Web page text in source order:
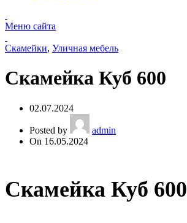
Меню сайта
Скамейки, Уличная мебель
Скамейка Куб 600
02.07.2024
Posted by
admin
On 16.05.2024
Скамейка Куб 600